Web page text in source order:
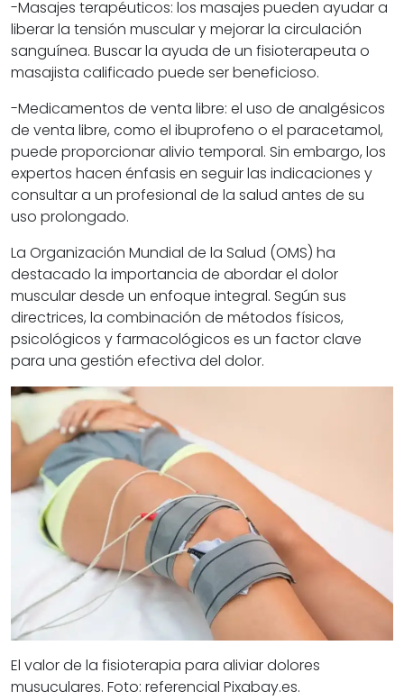
-Masajes terapéuticos: los masajes pueden ayudar a
liberar la tensión muscular y mejorar la circulación
sanguínea. Buscar la ayuda de un fisioterapeuta o
masajista calificado puede ser beneficioso.
-Medicamentos de venta libre: el uso de analgésicos
de venta libre, como el ibuprofeno o el paracetamol,
puede proporcionar alivio temporal. Sin embargo, los
expertos hacen énfasis en seguir las indicaciones y
consultar a un profesional de la salud antes de su
uso prolongado.
La Organización Mundial de la Salud (OMS) ha
destacado la importancia de abordar el dolor
muscular desde un enfoque integral. Según sus
directrices, la combinación de métodos físicos,
psicológicos y farmacológicos es un factor clave
para una gestión efectiva del dolor.
El valor de la fisioterapia para aliviar dolores
musuculares. Foto: referencial Pixabay.es.